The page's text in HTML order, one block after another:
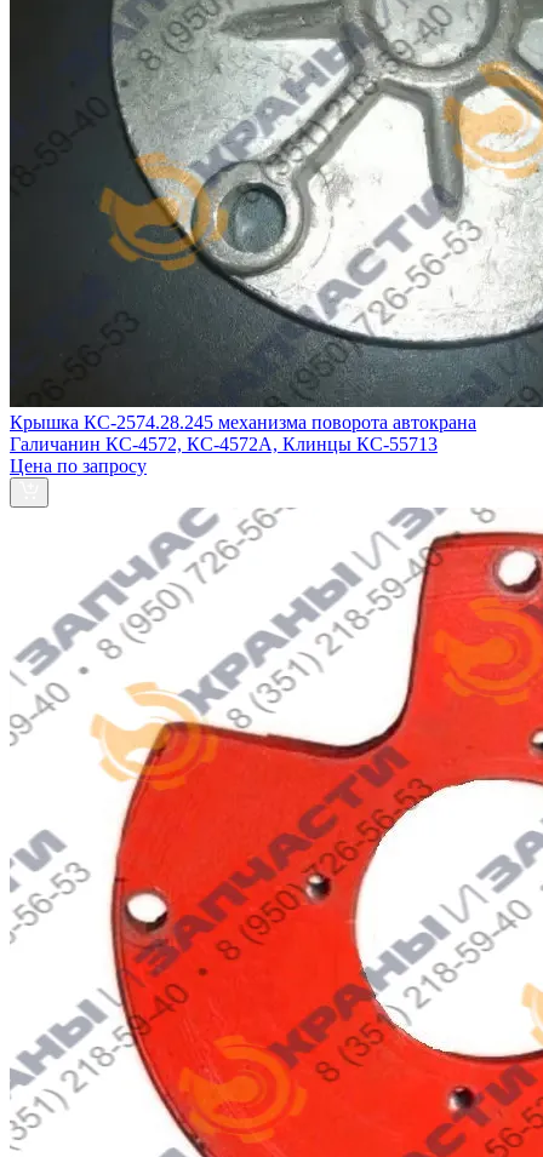
Крышка КС-2574.28.245 механизма поворота автокрана
Галичанин КС-4572, КС-4572А, Клинцы КС-55713
Цена по запросу